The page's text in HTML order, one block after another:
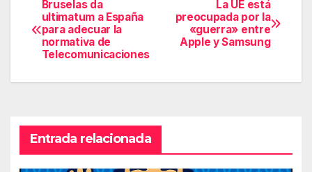
Navegación
de
La UE está
preocupada por la
«guerra» entre
Apple y Samsung
Bruselas da
ultimatum a España
para adecuar la
normativa de
Telecomunicaciones
Entrada relacionada